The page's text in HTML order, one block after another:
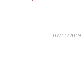
07/11/2019
/